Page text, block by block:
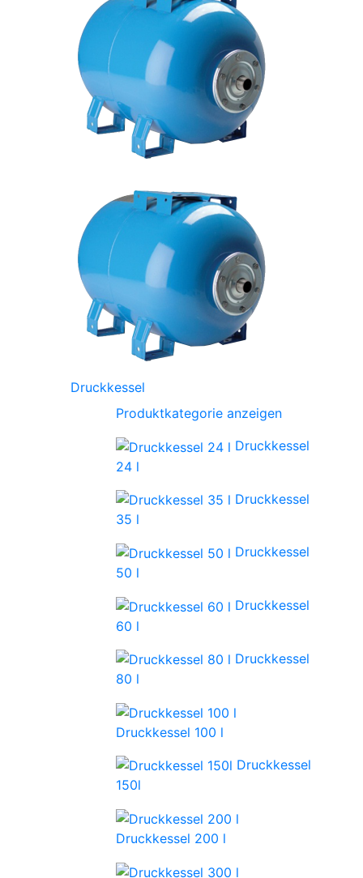
Druckkessel
Produktkategorie anzeigen
Druckkessel
24 l
Druckkessel
35 l
Druckkessel
50 l
Druckkessel
60 l
Druckkessel
80 l
Druckkessel 100 l
Druckkessel
150l
Druckkessel 200 l